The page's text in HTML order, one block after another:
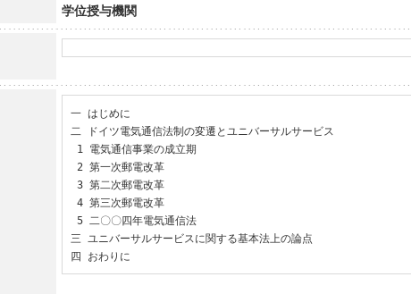
学位授与機関
一 はじめに
二 ドイツ電気通信法制の変遷とユニバーサルサービス
3 第二次郵電改革
4 第三次郵電改革
5 二〇〇四年電気通信法
三 ユニバーサルサービスに関する基本法上の論点
四 おわりに